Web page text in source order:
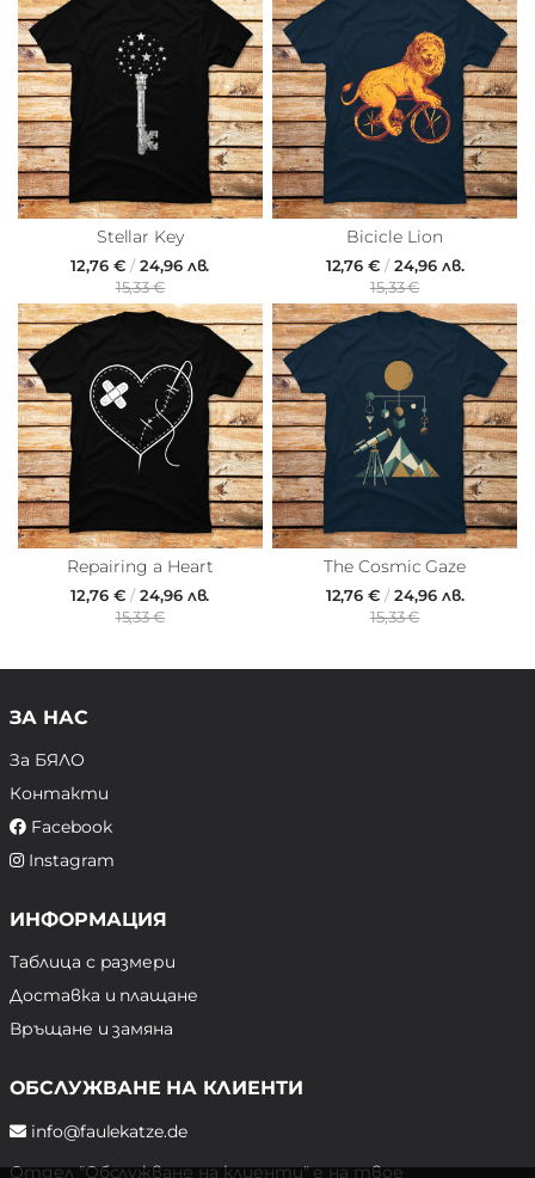
Stellar Key
12,76 € /24,96 лв.
15,33 €
Bicicle Lion
12,76 €/24,96 лв.
15,33 €
Repairing a Heart
12,76 € /24,96 лв.
15,33 €
The Cosmic Gaze
12,76 €/24,96 лв.
15,33 €
ЗА НАС
За БЯЛО
Контакти
Facebook
Instagram
ИНФОРМАЦИЯ
Таблица с размери
Доставка и плащане
Връщане и замяна
ОБСЛУЖВАНЕ НА КЛИЕНТИ
info@faulekatze.de
Отдел "Обслужване на клиенти" е на твое